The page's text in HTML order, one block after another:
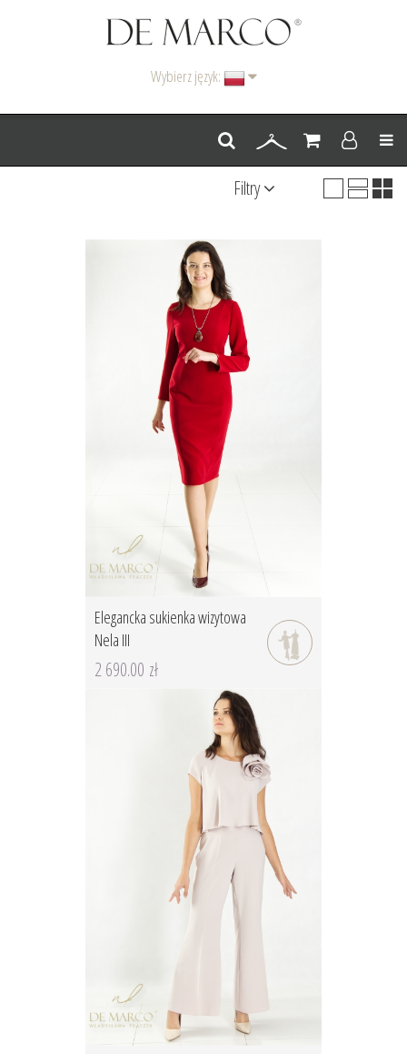
Wybierz język:
Menu
Filtry
Elegancka sukienka wizytowa
Nela III
2 690.00 zł